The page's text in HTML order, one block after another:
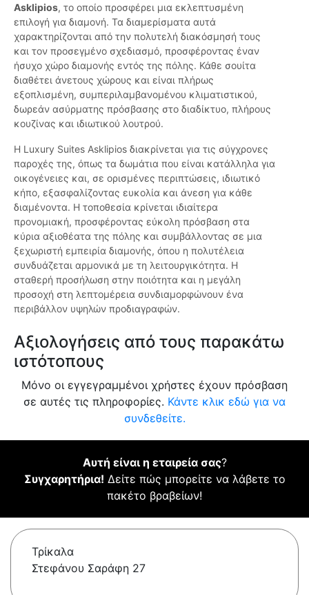
Asklipios, το οποίο προσφέρει μια εκλεπτυσμένη
επιλογή για διαμονή. Τα διαμερίσματα αυτά
χαρακτηρίζονται από την πολυτελή διακόσμησή τους
και τον προσεγμένο σχεδιασμό, προσφέροντας έναν
ήσυχο χώρο διαμονής εντός της πόλης. Κάθε σουίτα
διαθέτει άνετους χώρους και είναι πλήρως
εξοπλισμένη, συμπεριλαμβανομένου κλιματιστικού,
δωρεάν ασύρματης πρόσβασης στο διαδίκτυο, πλήρους
κουζίνας και ιδιωτικού λουτρού.
Η Luxury Suites Asklipios διακρίνεται για τις σύγχρονες
παροχές της, όπως τα δωμάτια που είναι κατάλληλα για
οικογένειες και, σε ορισμένες περιπτώσεις, ιδιωτικό
κήπο, εξασφαλίζοντας ευκολία και άνεση για κάθε
διαμένοντα. Η τοποθεσία κρίνεται ιδιαίτερα
προνομιακή, προσφέροντας εύκολη πρόσβαση στα
κύρια αξιοθέατα της πόλης και συμβάλλοντας σε μια
ξεχωριστή εμπειρία διαμονής, όπου η πολυτέλεια
συνδυάζεται αρμονικά με τη λειτουργικότητα. Η
σταθερή προσήλωση στην ποιότητα και η μεγάλη
προσοχή στη λεπτομέρεια συνδιαμορφώνουν ένα
περιβάλλον υψηλών προδιαγραφών.
Αξιολογήσεις από τους παρακάτω
ιστότοπους
Μόνο οι εγγεγραμμένοι χρήστες έχουν πρόσβαση
σε αυτές τις πληροφορίες. Κάντε κλικ εδώ για να
συνδεθείτε.
Αυτή είναι η εταιρεία σας?
Συγχαρητήρια! Δείτε πώς μπορείτε να λάβετε το
πακέτο βραβείων!
Τρίκαλα
Στεφάνου Σαράφη 27